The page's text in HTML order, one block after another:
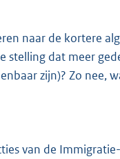
naar de kortere
stelling dat meer
zijn)? Zo nee,
van de